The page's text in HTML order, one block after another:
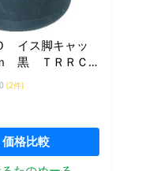
イス脚キャッ
黒 ＴＲＲＣ
１パック（４
0 (2件)
価格比較